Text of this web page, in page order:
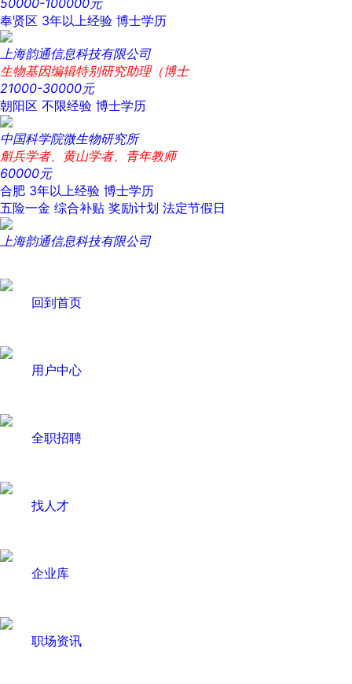
50000-100000元
奉贤区 3年以上经验 博士学历
上海韵通信息科技有限公司
生物基因编辑特别研究助理（博士
21000-30000元
朝阳区 不限经验 博士学历
中国科学院微生物研究所
斛兵学者、黄山学者、青年教师
60000元
合肥 3年以上经验 博士学历
五险一金 综合补贴 奖励计划 法定节假日
上海韵通信息科技有限公司
回到首页
用户中心
全职招聘
找人才
企业库
职场资讯